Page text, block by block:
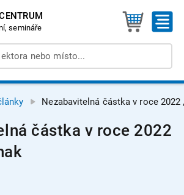
semináře
Nezabavitelná částka v roce 2022
částka v roce 2022